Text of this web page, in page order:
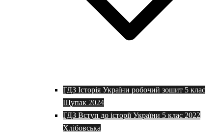
ГДЗ Історія України робочий зошит 5 клас
Щупак 2024
ГДЗ Вступ до історії України 5 клас 2022
Хлібовська